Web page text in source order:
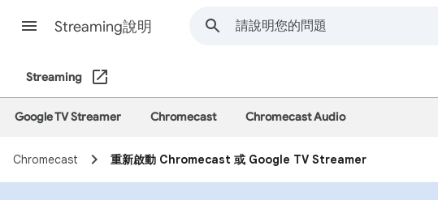
Streaming說明
Streaming
Google TV Streamer Chromecast Chromecast Audio
Chromecast 重新啟動 Chromecast 或 Google TV Streamer